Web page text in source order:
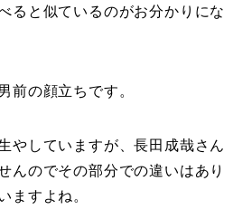
ると似ているのがお分かりにな
前の顔立ちです。
やしていますが、長田成哉さん
んのでその部分での違いはあり
ますよね。